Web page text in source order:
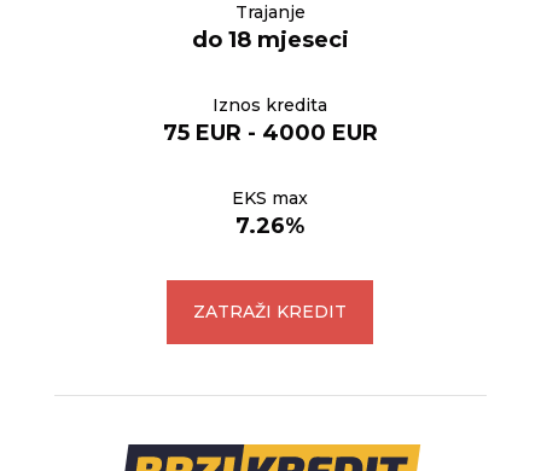
Trajanje
do 18 mjeseci
Iznos kredita
75 EUR - 4000 EUR
EKS max
7.26%
ZATRAŽI KREDIT